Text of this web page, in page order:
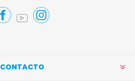
CONTACTO